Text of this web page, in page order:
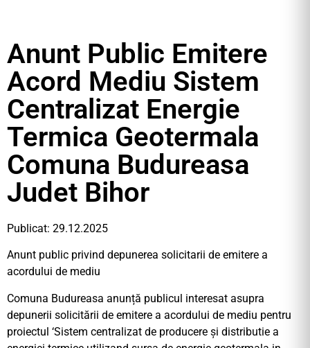
Anunt Public Emitere
Acord Mediu Sistem
Centralizat Energie
Termica Geotermala
Comuna Budureasa
Judet Bihor
Publicat: 29.12.2025
Anunt public privind depunerea solicitarii de emitere a
acordului de mediu
Comuna Budureasa anunță publicul interesat asupra
depunerii solicitării de emitere a acordului de mediu pentru
proiectul ‘Sistem centralizat de producere şi distributie a